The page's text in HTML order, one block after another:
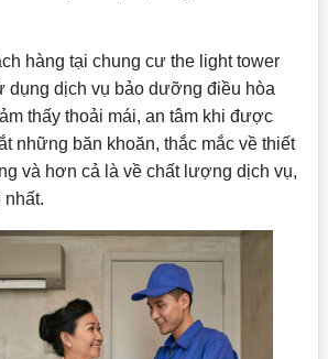
hàng tại chung cư the light tower
dụng dịch vụ bảo dưỡng điều hòa
thấy thoải mái, an tâm khi được
những băn khoăn, thắc mắc về thiết
và hơn cả là về chất lượng dịch vụ,
nhất.